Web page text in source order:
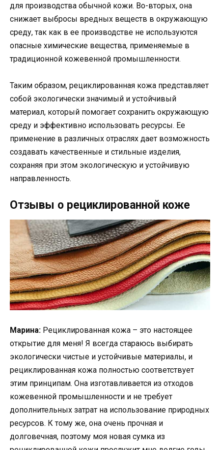
для производства обычной кожи. Во-вторых, она
снижает выбросы вредных веществ в окружающую
среду, так как в ее производстве не используются
опасные химические вещества, применяемые в
традиционной кожевенной промышленности.
Таким образом, рециклированная кожа представляет
собой экологически значимый и устойчивый
материал, который помогает сохранить окружающую
среду и эффективно использовать ресурсы. Ее
применение в различных отраслях дает возможность
создавать качественные и стильные изделия,
сохраняя при этом экологическую и устойчивую
направленность.
Отзывы о рециклированной коже
Марина: Рециклированная кожа – это настоящее
открытие для меня! Я всегда стараюсь выбирать
экологически чистые и устойчивые материалы, и
рециклированная кожа полностью соответствует
этим принципам. Она изготавливается из отходов
кожевенной промышленности и не требует
дополнительных затрат на использование природных
ресурсов. К тому же, она очень прочная и
долговечная, поэтому моя новая сумка из